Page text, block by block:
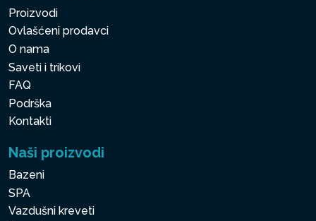
Proizvodi
Ovlašćeni prodavci
O nama
Saveti i trikovi
FAQ
Podrška
Kontakti
Naši proizvodi
Bazeni
SPA
Vazdušni kreveti